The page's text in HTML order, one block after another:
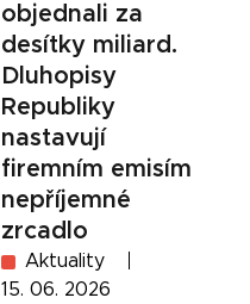
objednali za
desítky miliard.
Dluhopisy
Republiky
nastavují
firemním emisím
nepříjemné
zrcadlo
Aktuality
15. 06. 2026